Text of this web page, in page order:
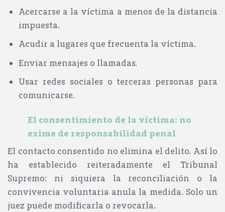
Acercarse a la víctima a menos de la distancia
impuesta.
Acudir a lugares que frecuenta la víctima.
Enviar mensajes o llamadas.
Usar redes sociales o terceras personas para
comunicarse.
El consentimiento de la víctima: no
exime de responsabilidad penal
El contacto consentido no elimina el delito. Así lo
ha establecido reiteradamente el Tribunal
Supremo: ni siquiera la reconciliación o la
convivencia voluntaria anula la medida. Solo un
juez puede modificarla o revocarla.